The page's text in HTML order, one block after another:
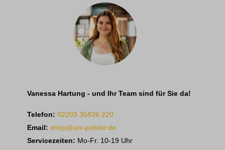
Vanessa Hartung - und Ihr Team sind für Sie da!
Telefon: 02203 35826 220
Email: shop@uni-polster.de
Servicezeiten: Mo-Fr. 10-19 Uhr